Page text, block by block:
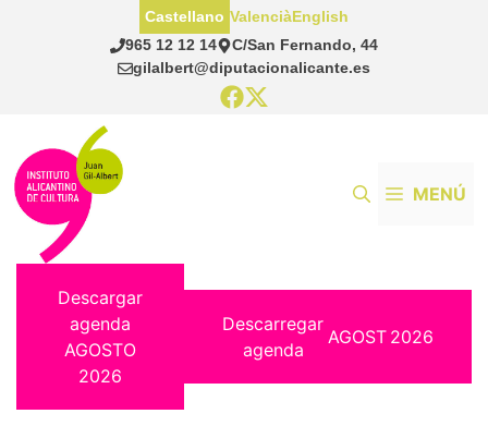
965 12 12 14
C/San Fernando, 44
gilalbert@diputacionalicante.es
Castellano ValenciàEnglish
MENÚ
Descargar
agenda
AGOSTO
2026
Descarregar
agenda
AGOST 2026